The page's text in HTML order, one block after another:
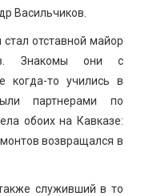
Васильчиков.
отставной майор
Знакомы они с
когда-то учились в
партнерами по
обоих на Кавказе:
возвращался в
служивший в то